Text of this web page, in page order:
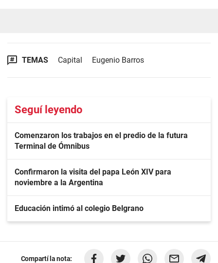
TEMAS Capital Eugenio Barros
Seguí leyendo
Comenzaron los trabajos en el predio de la futura
Terminal de Ómnibus
Confirmaron la visita del papa León XIV para
noviembre a la Argentina
Educación intimó al colegio Belgrano
Compartí la nota: